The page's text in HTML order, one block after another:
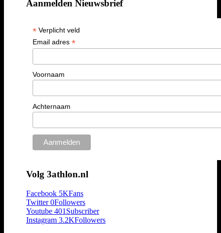
Aanmelden Nieuwsbrief
*Verplicht veld
Email adres *
Voornaam
Achternaam
Volg 3athlon.nl
Facebook 5KFans
Twitter 0Followers
Youtube 401 Subscriber
Instagram 3.2KFollowers